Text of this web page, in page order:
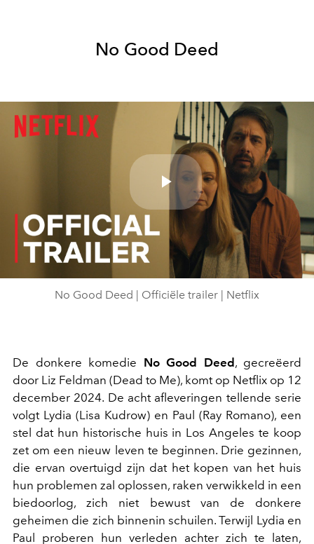
No Good Deed
Play
Video
No Good Deed | Officiële trailer | Netflix
De donkere komedie No Good Deed , gecreëerd
door Liz Feldman (Dead to Me), komt op Netflix op 12
december 2024. De acht afleveringen tellende serie
volgt Lydia (Lisa Kudrow) en Paul (Ray Romano), een
stel dat hun historische huis in Los Angeles te koop
zet om een nieuw leven te beginnen. Drie gezinnen,
die ervan overtuigd zijn dat het kopen van het huis
hun problemen zal oplossen, raken verwikkeld in een
biedoorlog, zich niet bewust van de donkere
geheimen die zich binnenin schuilen. Terwijl Lydia en
Paul proberen hun verleden achter zich te laten,